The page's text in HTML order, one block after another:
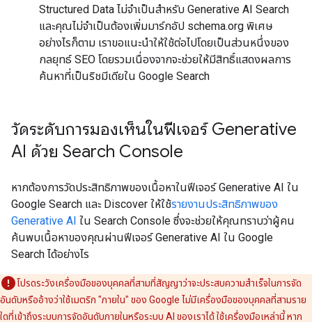
Structured Data ไม่จำเป็นสำหรับ Generative AI Search
และคุณไม่จำเป็นต้องเพิ่มมาร์กอัป schema.org พิเศษ
อย่างไรก็ตาม เราขอแนะนำให้ใช้ต่อไปโดยเป็นส่วนหนึ่งของ
กลยุทธ์ SEO โดยรวมเนื่องจากจะช่วยให้มีสิทธิ์แสดงผลการ
ค้นหาที่เป็นริชมีเดียใน Google Search
วัดระดับการมองเห็นในฟีเจอร์ Generative
AI ด้วย Search Console
หากต้องการวัดประสิทธิภาพของเนื้อหาในฟีเจอร์ Generative AI ใน
Google Search และ Discover ให้ใช้รายงานประสิทธิภาพของ
Generative AI ใน Search Console ซึ่งจะช่วยให้คุณทราบว่าผู้คน
ค้นพบเนื้อหาของคุณผ่านฟีเจอร์ Generative AI ใน Google
Search ได้อย่างไร
โปรดระวังเครื่องมือของบุคคลที่สามที่สัญญาว่าจะประสบความสำเร็จในการจัด
อันดับหรืออ้างว่าใช้เมตริก "ภายใน" ของ Google ไม่มีเครื่องมือของบุคคลที่สามราย
ใดที่เข้าถึงระบบการจัดอันดับภายในหรือระบบ AI ของเราได้ ใช้เครื่องมือเหล่านี้ หาก